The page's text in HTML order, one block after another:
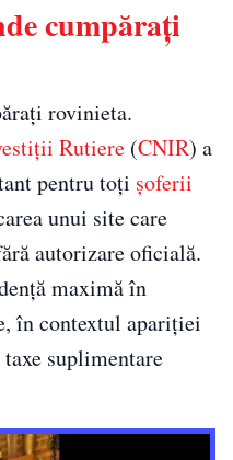
cumpărați
rovinieta.
Rutiere (CNIR) a
pentru toți șoferii
unui site care
autorizare oficială.
maximă în
în contextul apariției
suplimentare